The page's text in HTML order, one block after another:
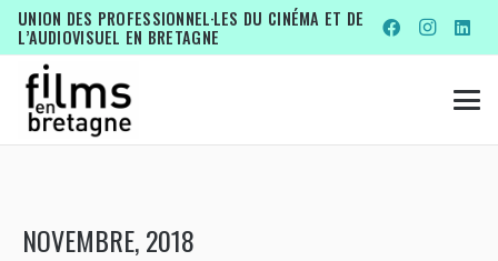
UNION DES PROFESSIONNEL·LES DU CINÉMA ET DE
L’AUDIOVISUEL EN BRETAGNE
NOVEMBRE, 2018